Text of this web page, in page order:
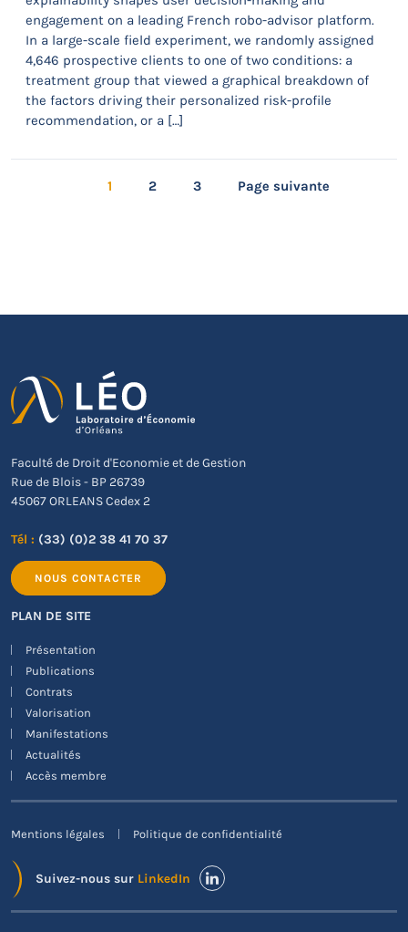
engagement on a leading French robo-advisor platform.
In a large-scale field experiment, we randomly assigned
4,646 prospective clients to one of two conditions: a
treatment group that viewed a graphical breakdown of
the factors driving their personalized risk-profile
recommendation, or a […]
1 2 3 Page suivante
Faculté de Droit d'Economie et de Gestion
Rue de Blois - BP 26739
45067 ORLEANS Cedex 2
Tél : (33) (0)2 38 41 70 37
NOUS CONTACTER
PLAN DE SITE
Présentation
Publications
Contrats
Valorisation
Manifestations
Actualités
Accès membre
Mentions légales Politique de confidentialité
Suivez-nous sur LinkedIn